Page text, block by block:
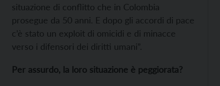
situazione di conflitto che in Colombia
prosegue da 50 anni. E dopo gli accordi di pace
c’è stato un exploit di omicidi e di minacce
verso i difensori dei diritti umani”.
Per assurdo, la loro situazione è peggiorata?